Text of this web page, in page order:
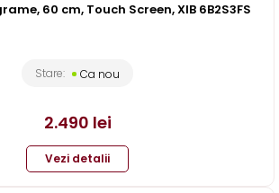
60 cm, Touch Screen, XIB 6B2S3FS
Stare: Ca nou
2.490 lei
Vezi detalii